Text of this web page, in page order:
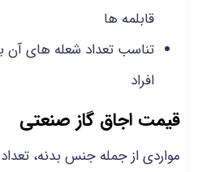
قابلمه ها
تناسب تعداد شعله های
افراد
قیمت اجاق گاز صنعتی
مواردی از جمله جنس بدنه،